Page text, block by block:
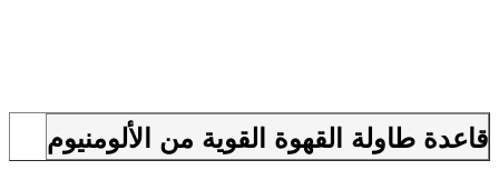
قاعدة طاولة القهوة القوية من الألومنيوم